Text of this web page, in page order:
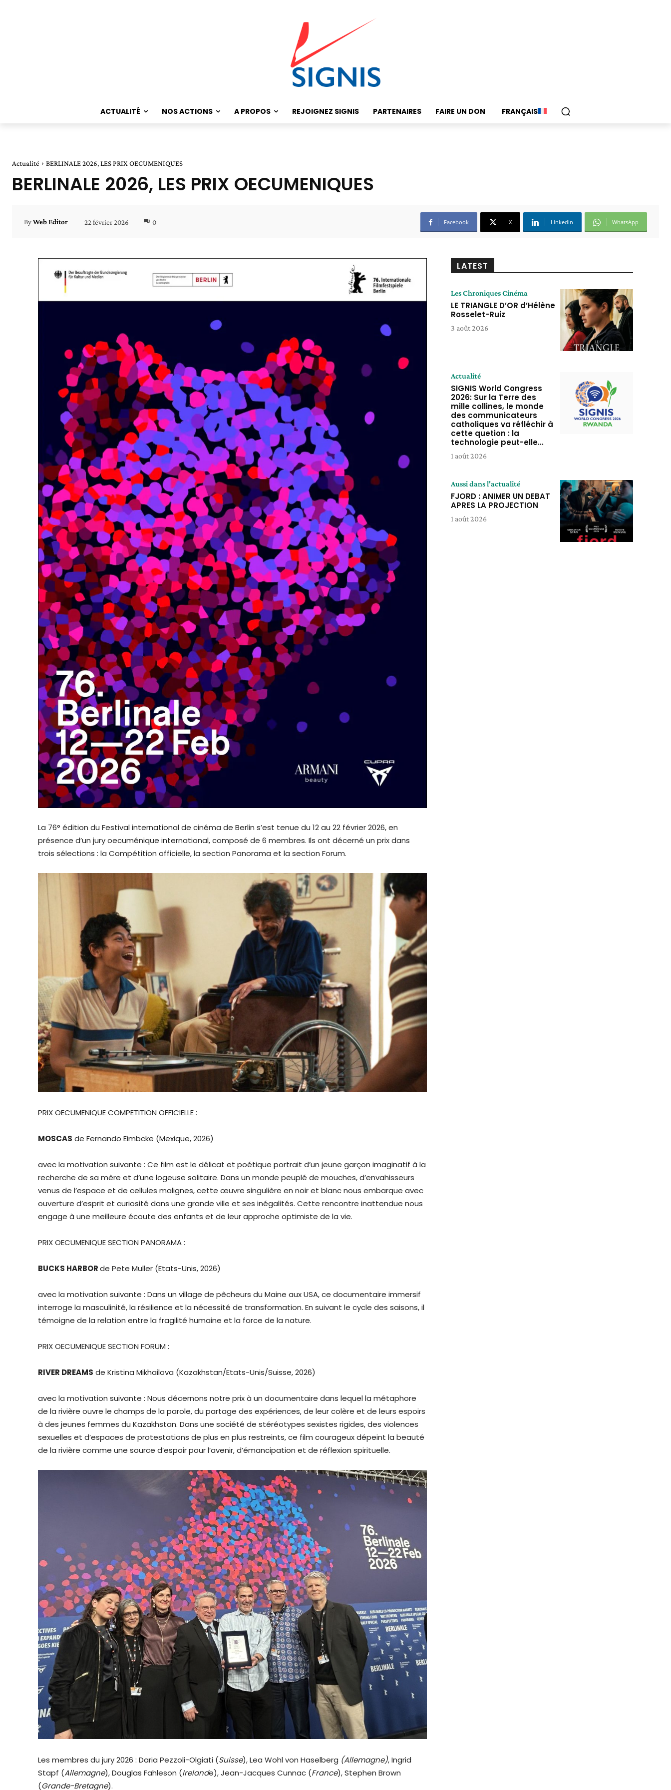
ACTUALITÉ NOS ACTIONS A PROPOS REJOIGNEZ SIGNIS PARTENAIRES FAIRE UN DON FRANÇAIS
Actualité BERLINALE 2026, LES PRIX OECUMENIQUES
BERLINALE 2026, LES PRIX OECUMENIQUES
ByWeb Editor 22 février 2026 0 Facebook X Linkedin WhatsApp
La 76° édition du Festival international de cinéma de Berlin s’est tenue du 12 au 22 février 2026, en
présence d’un jury oecuménique international, composé de 6 membres. Ils ont décerné un prix dans
trois sélections : la Compétition officielle, la section Panorama et la section Forum.
PRIX OECUMENIQUE COMPETITION OFFICIELLE :
MOSCAS de Fernando Eimbcke (Mexique, 2026)
avec la motivation suivante : Ce film est le délicat et poétique portrait d’un jeune garçon imaginatif à la
recherche de sa mère et d’une logeuse solitaire. Dans un monde peuplé de mouches, d’envahisseurs
venus de l’espace et de cellules malignes, cette œuvre singulière en noir et blanc nous embarque avec
ouverture d’esprit et curiosité dans une grande ville et ses inégalités. Cette rencontre inattendue nous
engage à une meilleure écoute des enfants et de leur approche optimiste de la vie.
PRIX OECUMENIQUE SECTION PANORAMA :
BUCKS HARBORde Pete Muller (Etats-Unis, 2026)
avec la motivation suivante : Dans un village de pêcheurs du Maine aux USA, ce documentaire immersif
interroge la masculinité, la résilience et la nécessité de transformation. En suivant le cycle des saisons, il
témoigne de la relation entre la fragilité humaine et la force de la nature.
PRIX OECUMENIQUE SECTION FORUM :
RIVER DREAMS de Kristina Mikhailova (Kazakhstan/Etats-Unis/Suisse, 2026)
avec la motivation suivante : Nous décernons notre prix à un documentaire dans lequel la métaphore
de la rivière ouvre le champs de la parole, du partage des expériences, de leur colère et de leurs espoirs
à des jeunes femmes du Kazakhstan. Dans une société de stéréotypes sexistes rigides, des violences
sexuelles et d’espaces de protestations de plus en plus restreints, ce film courageux dépeint la beauté
de la rivière comme une source d’espoir pour l’avenir, d’émancipation et de réflexion spirituelle.
Les membres du jury 2026 : Daria Pezzoli-Olgiati (Suisse), Lea Wohl von Haselberg (Allemagne), Ingrid
Stapf (Allemagne), Douglas Fahleson (Irelande), Jean-Jacques Cunnac (France), Stephen Brown
(Grande-Bretagne).
LATEST
Les Chroniques Cinéma
LE TRIANGLE D’OR d’Hélène
Rosselet-Ruiz
3 août 2026
Actualité
SIGNIS World Congress
2026: Sur la Terre des
mille collines, le monde
des communicateurs
catholiques va réfléchir à
cette quetion : la
technologie peut-elle...
1 août 2026
Aussi dans l'actualité
FJORD : ANIMER UN DEBAT
APRES LA PROJECTION
1 août 2026